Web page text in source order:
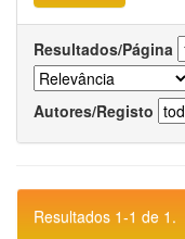
Resultados/Página
Autores/Registo
Resultados 1-1 de 1.